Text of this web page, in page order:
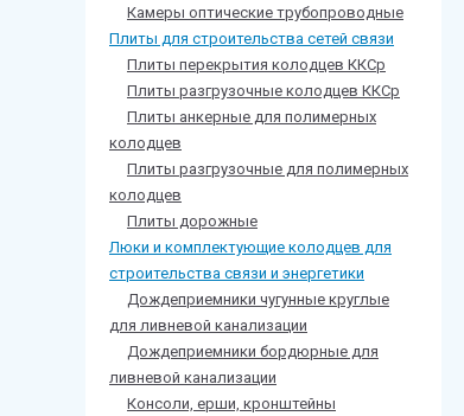
Камеры оптические трубопроводные
Плиты для строительства сетей связи
Плиты перекрытия колодцев ККСр
Плиты разгрузочные колодцев ККСр
Плиты анкерные для полимерных
колодцев
Плиты разгрузочные для полимерных
колодцев
Плиты дорожные
Люки и комплектующие колодцев для
строительства связи и энергетики
Дождеприемники чугунные круглые
для ливневой канализации
Дождеприемники бордюрные для
ливневой канализации
Консоли, ерши, кронштейны